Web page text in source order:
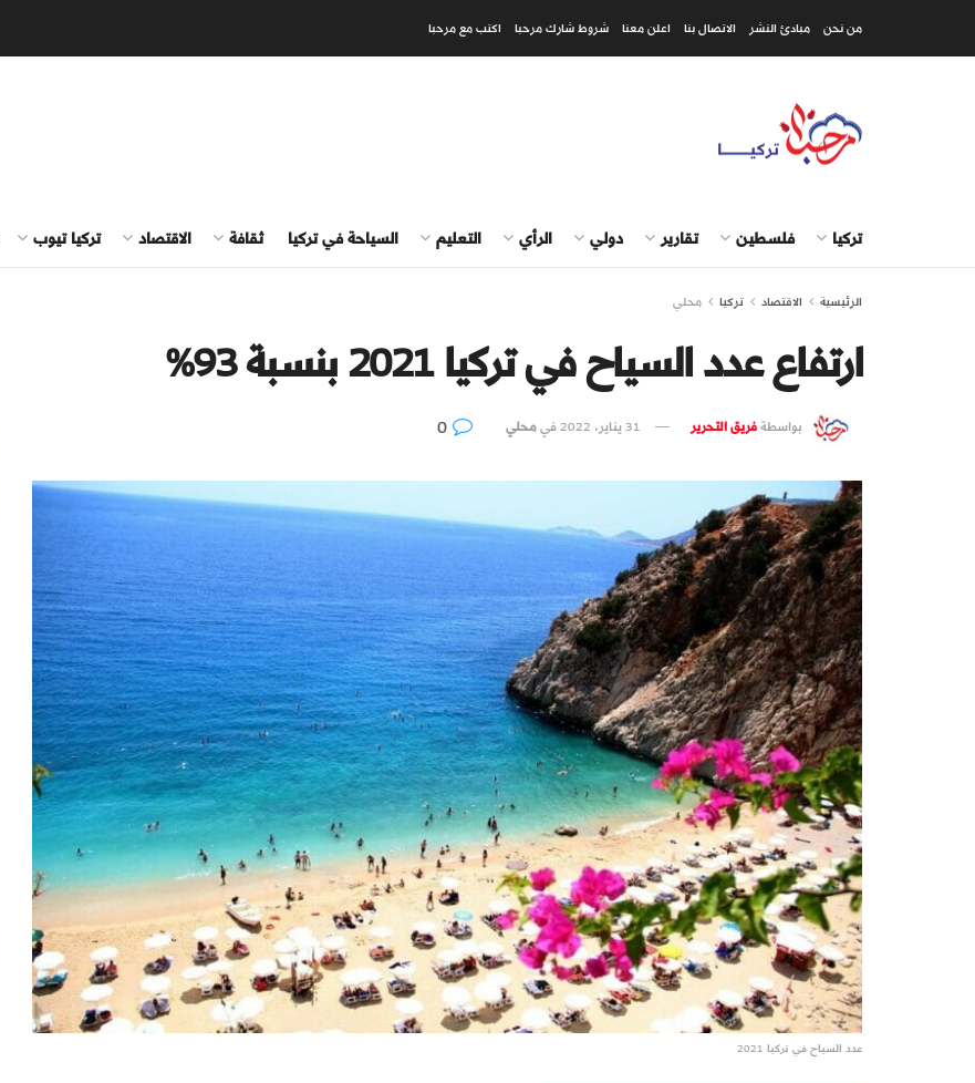
من نحن مبادئ النشر الاتصال بنا اعلن معنا شروط شارك مرحبا اكتب مع مرحبا
تركيا فلسطين تقارير دولي الرأي التعليم السياحة في تركيا ثقافة الاقتصاد تركيا تيوب
الرئيسية الاقتصاد تركيا محلي
ارتفاع عدد السياح في تركيا 2021 بنسبة 93%
بواسطةفريق التحرير 31 يناير، 2022 فيمحلي
عدد السياح في تركيا 2021